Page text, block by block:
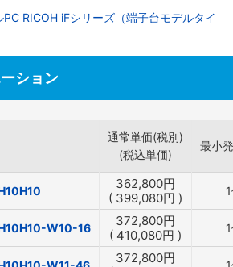
RICOH iFシリーズ（端子台モデルタイ
ション
通常単価(税別)
(税込単価)
最小
362,800円
( 399,080円 )
W10-16 372,800円
( 410,080円 )
372,800円